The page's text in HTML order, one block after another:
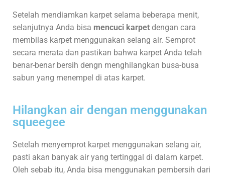
Setelah mendiamkan karpet selama beberapa menit,
selanjutnya Anda bisa mencuci karpet dengan cara
membilas karpet menggunakan selang air. Semprot
secara merata dan pastikan bahwa karpet Anda telah
benar-benar bersih dengn menghilangkan busa-busa
sabun yang menempel di atas karpet.
Hilangkan air dengan menggunakan
squeegee
Setelah menyemprot karpet menggunakan selang air,
pasti akan banyak air yang tertinggal di dalam karpet.
Oleh sebab itu, Anda bisa menggunakan pembersih dari